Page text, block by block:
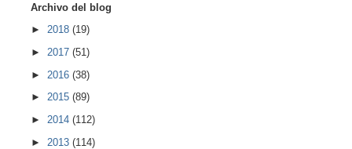
Archivo del blog
► 2018 (19)
► 2017 (51)
► 2016 (38)
► 2015 (89)
► 2014 (112)
► 2013 (114)